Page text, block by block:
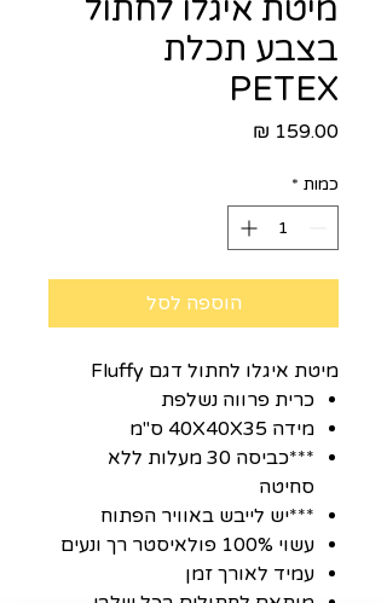
מיטת איגלו לחתול
בצבע תכלת
PETEX
כמות *
הוספה לסל
מיטת איגלו לחתול דגם Fluffy
כרית פרווה נשלפת
מידה 40X40X35 ס"מ
***כביסה 30 מעלות ללא
סחיטה
***יש לייבש באוויר הפתוח
עשוי 100% פולאיסטר רך ונעים
עמיד לאורך זמן